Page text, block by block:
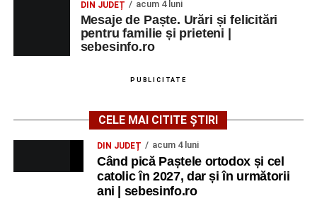
DIN JUDEȚ acum 4 luni
Mesaje de Paște. Urări și felicitări
pentru familie și prieteni |
sebesinfo.ro
PUBLICITATE
CELE MAI CITITE ȘTIRI
DIN JUDEȚ acum 4 luni
Când pică Paștele ortodox și cel
catolic în 2027, dar și în următorii
ani | sebesinfo.ro